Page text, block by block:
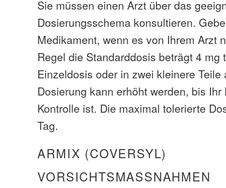
Sie müssen einen Arzt über das
Dosierungsschema konsultieren.
Medikament, wenn es von Ihrem Arzt
Regel die Standarddosis beträgt 4 mg
Einzeldosis oder in zwei kleinere Teile
Dosierung kann erhöht werden, bis
Kontrolle ist. Die maximal tolerierte
Tag.
ARMIX (COVERSYL)
VORSICHTSMASSNAHMEN